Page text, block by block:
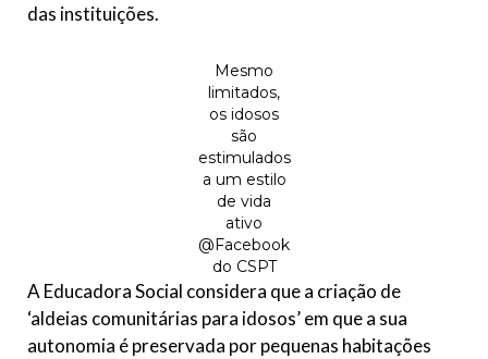
das instituições.
Mesmo
limitados,
os idosos
são
estimulados
a um estilo
de vida
ativo
@Facebook
do CSPT
A Educadora Social considera que a criação de
‘aldeias comunitárias para idosos’ em que a sua
autonomia é preservada por pequenas habitações